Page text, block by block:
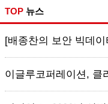
TOP 뉴스
[배종찬의 보안 빅데이
이글루코퍼레이션, 클